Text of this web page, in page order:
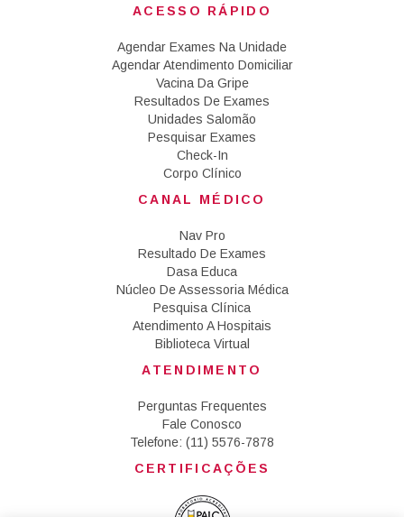
ACESSO RÁPIDO
Agendar Exames Na Unidade
Agendar Atendimento Domiciliar
Vacina Da Gripe
Resultados De Exames
Unidades Salomão
Pesquisar Exames
Check-In
Corpo Clínico
CANAL MÉDICO
Nav Pro
Resultado De Exames
Dasa Educa
Núcleo De Assessoria Médica
Pesquisa Clínica
Atendimento A Hospitais
Biblioteca Virtual
ATENDIMENTO
Perguntas Frequentes
Fale Conosco
Telefone: (11) 5576-7878
CERTIFICAÇÕES